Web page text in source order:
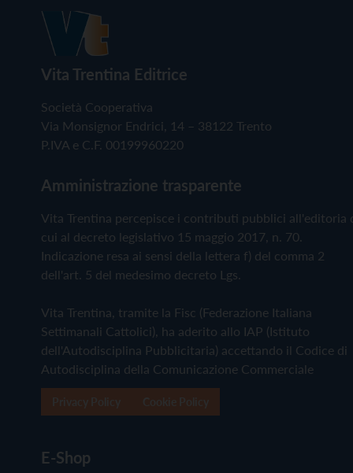
Vita Trentina Editrice
Società Cooperativa
Via Monsignor Endrici, 14 – 38122 Trento
P.IVA e C.F. 00199960220
Amministrazione trasparente
Vita Trentina percepisce i contributi pubblici all'editoria
cui al decreto legislativo 15 maggio 2017, n. 70.
Indicazione resa ai sensi della lettera f) del comma 2
dell'art. 5 del medesimo decreto Lgs.
Vita Trentina, tramite la Fisc (Federazione Italiana
Settimanali Cattolici), ha aderito allo IAP (Istituto
dell'Autodisciplina Pubblicitaria) accettando il Codice di
Autodisciplina della Comunicazione Commerciale
E-Shop